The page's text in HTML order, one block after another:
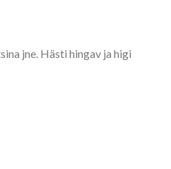
jne. Hästi hingav ja higi